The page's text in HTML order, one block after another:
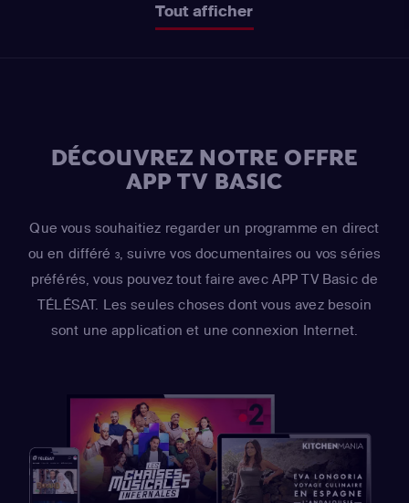
Tout afficher
DÉCOUVREZ NOTRE OFFRE
APP TV BASIC
Que vous souhaitiez regarder un programme en direct
ou en différé 3, suivre vos documentaires ou vos séries
préférés, vous pouvez tout faire avec APP TV Basic de
TÉLÉSAT. Les seules choses dont vous avez besoin
sont une application et une connexion Internet.